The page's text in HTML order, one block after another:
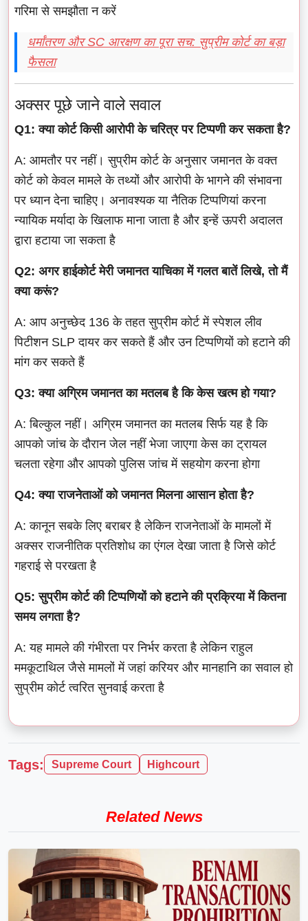
गरिमा से समझौता न करें
धर्मांतरण और SC आरक्षण का पूरा सच: सुप्रीम कोर्ट का बड़ा
फैसला
अक्सर पूछे जाने वाले सवाल
Q1: क्या कोर्ट किसी आरोपी के चरित्र पर टिप्पणी कर सकता है?
A: आमतौर पर नहीं। सुप्रीम कोर्ट के अनुसार जमानत के वक्त
कोर्ट को केवल मामले के तथ्यों और आरोपी के भागने की संभावना
पर ध्यान देना चाहिए। अनावश्यक या नैतिक टिप्पणियां करना
न्यायिक मर्यादा के खिलाफ माना जाता है और इन्हें ऊपरी अदालत
द्वारा हटाया जा सकता है
Q2: अगर हाईकोर्ट मेरी जमानत याचिका में गलत बातें लिखे, तो मैं
क्या करूं?
A: आप अनुच्छेद 136 के तहत सुप्रीम कोर्ट में स्पेशल लीव
पिटीशन SLP दायर कर सकते हैं और उन टिप्पणियों को हटाने की
मांग कर सकते हैं
Q3: क्या अग्रिम जमानत का मतलब है कि केस खत्म हो गया?
A: बिल्कुल नहीं। अग्रिम जमानत का मतलब सिर्फ यह है कि
आपको जांच के दौरान जेल नहीं भेजा जाएगा केस का ट्रायल
चलता रहेगा और आपको पुलिस जांच में सहयोग करना होगा
Q4: क्या राजनेताओं को जमानत मिलना आसान होता है?
A: कानून सबके लिए बराबर है लेकिन राजनेताओं के मामलों में
अक्सर राजनीतिक प्रतिशोध का एंगल देखा जाता है जिसे कोर्ट
गहराई से परखता है
Q5: सुप्रीम कोर्ट की टिप्पणियों को हटाने की प्रक्रिया में कितना
समय लगता है?
A: यह मामले की गंभीरता पर निर्भर करता है लेकिन राहुल
ममकूटाथिल जैसे मामलों में जहां करियर और मानहानि का सवाल हो
सुप्रीम कोर्ट त्वरित सुनवाई करता है
Tags: Supreme Court Highcourt
Related News